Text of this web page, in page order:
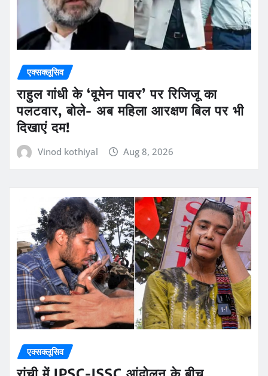
एक्सक्लूसिव
राहुल गांधी के ‘वूमेन पावर’ पर रिजिजू का
पलटवार, बोले- अब महिला आरक्षण बिल पर भी
दिखाएं दम!
Vinod kothiyal Aug 8, 2026
एक्सक्लूसिव